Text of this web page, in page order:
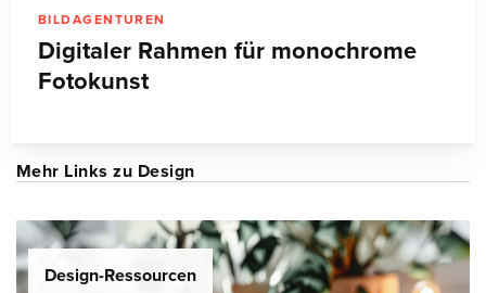
BILDAGENTUREN
Digitaler Rahmen für monochrome
Fotokunst
Mehr Links zu Design
Design-Ressourcen